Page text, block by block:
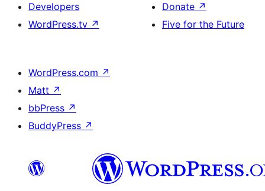
Developers
WordPress.tv ↗
Donate ↗
Five for the Future
WordPress.com ↗
Matt ↗
bbPress ↗
BuddyPress ↗